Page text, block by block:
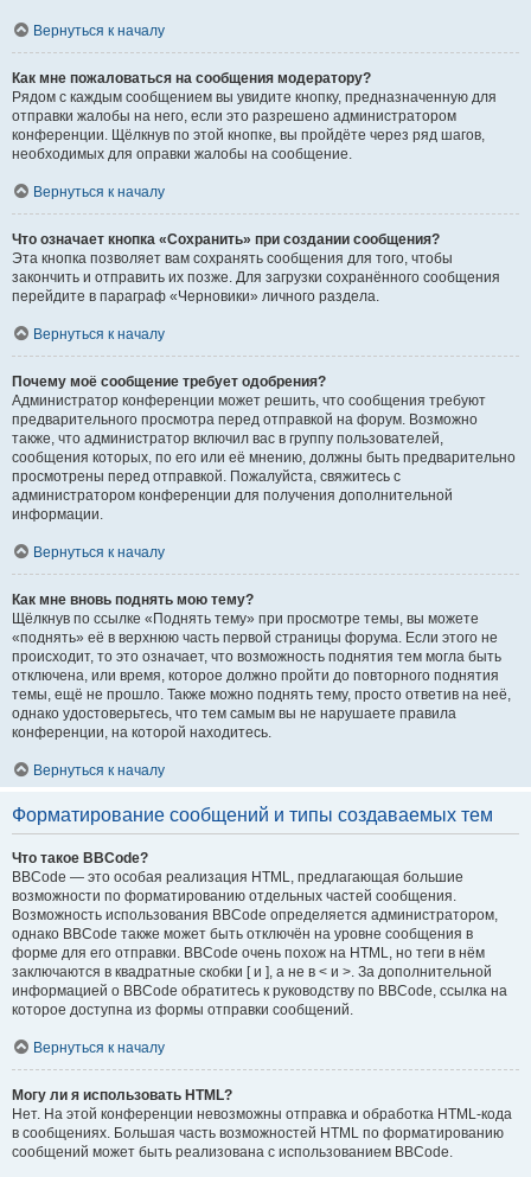
Вернуться к началу
Как мне пожаловаться на сообщения модератору?
Рядом с каждым сообщением вы увидите кнопку, предназначенную для
отправки жалобы на него, если это разрешено администратором
конференции. Щёлкнув по этой кнопке, вы пройдёте через ряд шагов,
необходимых для оправки жалобы на сообщение.
Вернуться к началу
Что означает кнопка «Сохранить» при создании сообщения?
Эта кнопка позволяет вам сохранять сообщения для того, чтобы
закончить и отправить их позже. Для загрузки сохранённого сообщения
перейдите в параграф «Черновики» личного раздела.
Вернуться к началу
Почему моё сообщение требует одобрения?
Администратор конференции может решить, что сообщения требуют
предварительного просмотра перед отправкой на форум. Возможно
также, что администратор включил вас в группу пользователей,
сообщения которых, по его или её мнению, должны быть предварительно
просмотрены перед отправкой. Пожалуйста, свяжитесь с
администратором конференции для получения дополнительной
информации.
Вернуться к началу
Как мне вновь поднять мою тему?
Щёлкнув по ссылке «Поднять тему» при просмотре темы, вы можете
«поднять» её в верхнюю часть первой страницы форума. Если этого не
происходит, то это означает, что возможность поднятия тем могла быть
отключена, или время, которое должно пройти до повторного поднятия
темы, ещё не прошло. Также можно поднять тему, просто ответив на неё,
однако удостоверьтесь, что тем самым вы не нарушаете правила
конференции, на которой находитесь.
Вернуться к началу
Форматирование сообщений и типы создаваемых тем
Что такое BBCode?
BBCode — это особая реализация HTML, предлагающая большие
возможности по форматированию отдельных частей сообщения.
Возможность использования BBCode определяется администратором,
однако BBCode также может быть отключён на уровне сообщения в
форме для его отправки. BBCode очень похож на HTML, но теги в нём
заключаются в квадратные скобки [ и ], а не в < и >. За дополнительной
информацией о BBCode обратитесь к руководству по BBCode, ссылка на
которое доступна из формы отправки сообщений.
Вернуться к началу
Могу ли я использовать HTML?
Нет. На этой конференции невозможны отправка и обработка HTML-кода
в сообщениях. Большая часть возможностей HTML по форматированию
сообщений может быть реализована с использованием BBCode.